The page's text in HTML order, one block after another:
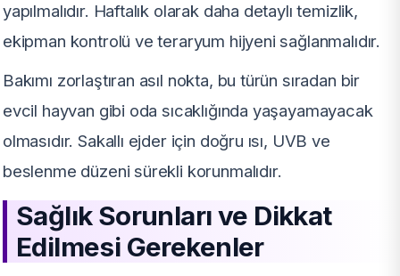
yapılmalıdır. Haftalık olarak daha detaylı temizlik,
ekipman kontrolü ve teraryum hijyeni sağlanmalıdır.
Bakımı zorlaştıran asıl nokta, bu türün sıradan bir
evcil hayvan gibi oda sıcaklığında yaşayamayacak
olmasıdır. Sakallı ejder için doğru ısı, UVB ve
beslenme düzeni sürekli korunmalıdır.
Sağlık Sorunları ve Dikkat
Edilmesi Gerekenler